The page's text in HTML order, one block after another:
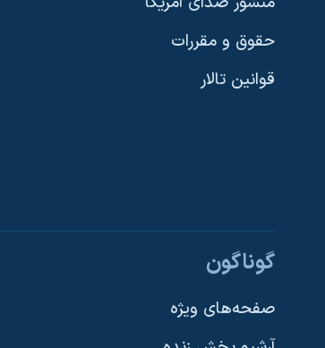
دنبال کنید
حقوق و مقررات
قوانین تالار
گوناگون
صفحه‌های ویژه